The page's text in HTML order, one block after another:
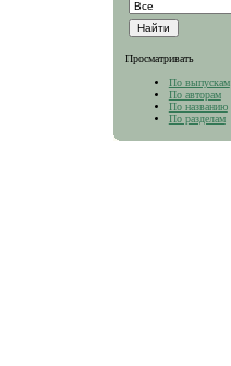
Просматривать
По выпускам
По авторам
По названию
По разделам